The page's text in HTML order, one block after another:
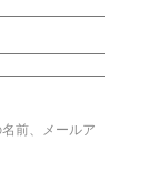
前、メールア